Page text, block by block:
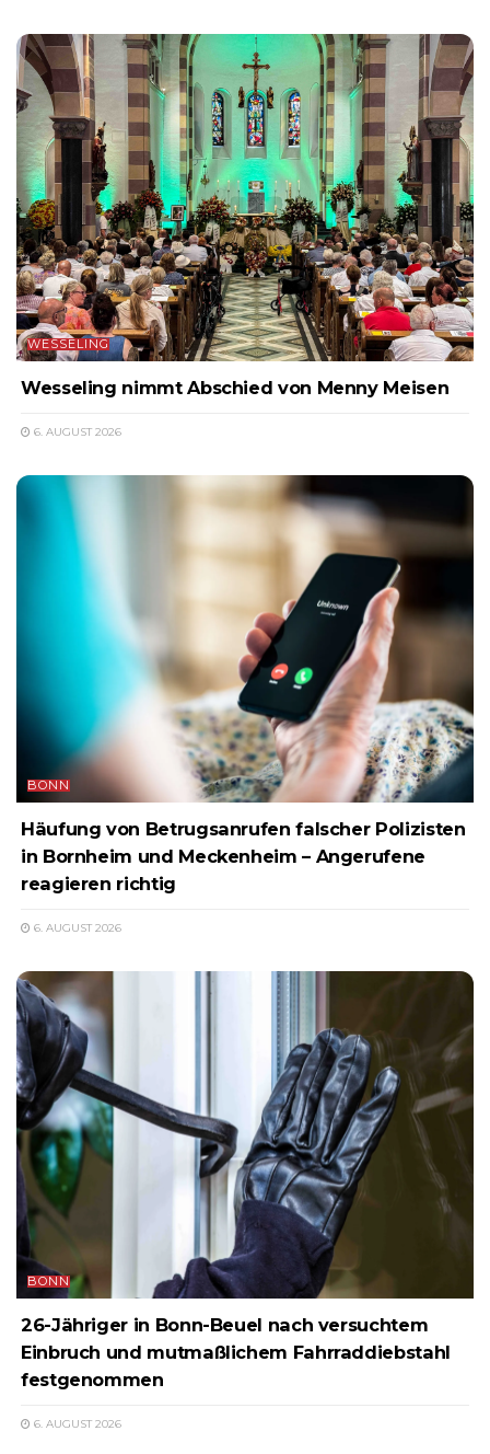
WESSELING
Wesseling nimmt Abschied von Menny Meisen
6. AUGUST 2026
BONN
Häufung von Betrugsanrufen falscher Polizisten
in Bornheim und Meckenheim – Angerufene
reagieren richtig
6. AUGUST 2026
BONN
26-Jähriger in Bonn-Beuel nach versuchtem
Einbruch und mutmaßlichem Fahrraddiebstahl
festgenommen
6. AUGUST 2026